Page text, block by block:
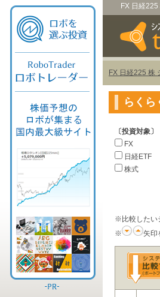
FX 日経
FX 日経225 株
らくら
〔投資対象〕
FX
日経ETF
株式
※比較したい
※
矢印